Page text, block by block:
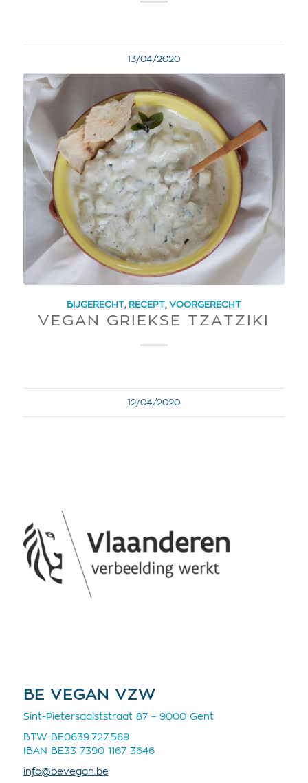
13/04/2020
BIJGERECHT , RECEPT , VOORGERECHT
VEGAN GRIEKSE TZATZIKI
12/04/2020
BE VEGAN VZW
Sint-Pietersaalststraat 87 – 9000 Gent
BTW BE0639.727.569
IBAN BE33 7390 1167 3646
info@bevegan.be